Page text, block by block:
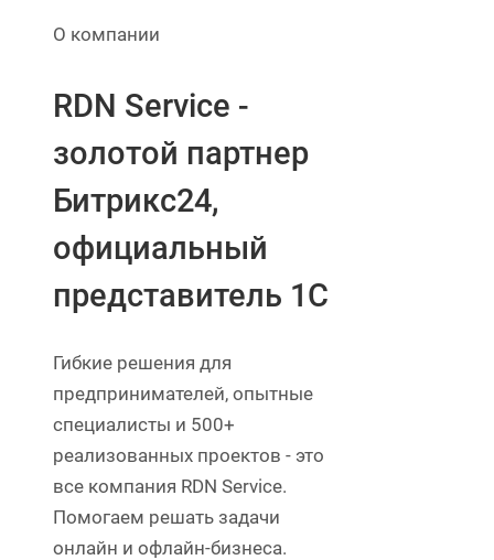
О компании
RDN Service -
золотой партнер
Битрикс24,
официальный
представитель 1С
Гибкие решения для
предпринимателей, опытные
специалисты и 500+
реализованных проектов - это
все компания RDN Service.
Помогаем решать задачи
онлайн и офлайн-бизнеса.